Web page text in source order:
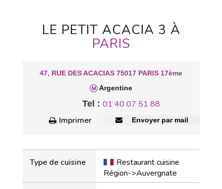
LE PETIT ACACIA 3 À
PARIS
47, RUE DES ACACIAS 75017 PARIS 17ème
Argentine
Tel : 01 40 07 51 88
Imprimer
Envoyer par mail
Type de cuisine
Restaurant cuisine
Région->Auvergnate